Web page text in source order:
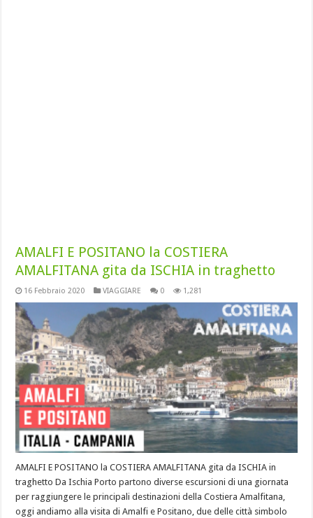
AMALFI E POSITANO la COSTIERA
AMALFITANA gita da ISCHIA in traghetto
16 Febbraio 2020 VIAGGIARE 0 1,281
AMALFI E POSITANO la COSTIERA AMALFITANA gita da ISCHIA in
traghetto Da Ischia Porto partono diverse escursioni di una giornata
per raggiungere le principali destinazioni della Costiera Amalfitana,
oggi andiamo alla visita di Amalfi e Positano, due delle città simbolo